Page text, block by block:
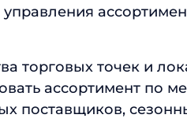
управления
торговых точек и
ассортимент по
поставщиков,